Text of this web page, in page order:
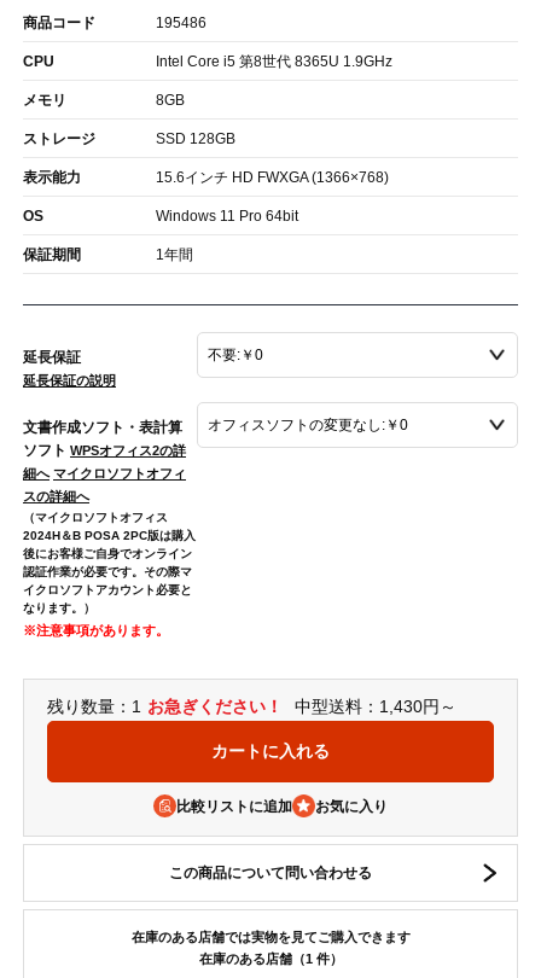
商品コード 195486
CPU Intel Core i5 第8世代 8365U 1.9GHz
メモリ 8GB
ストレージ SSD 128GB
表示能力 15.6インチ HD FWXGA (1366×768)
OS Windows 11 Pro 64bit
保証期間 1年間
延長保証
延長保証の説明
文書作成ソフト・表計算
ソフト WPSオフィス2の詳
細へ マイクロソフトオフィ
スの詳細へ
（マイクロソフトオフィス
2024H＆B POSA 2PC版は購入
後にお客様ご自身でオンライン
認証作業が必要です。その際マ
イクロソフトアカウント必要と
なります。）
※注意事項があります。
残り数量：1 お急ぎください！ 中型送料：1,430円～
比較リストに追加
この商品について問い合わせる
在庫のある店舗では実物を見てご購入できます
在庫のある店舗（1 件）